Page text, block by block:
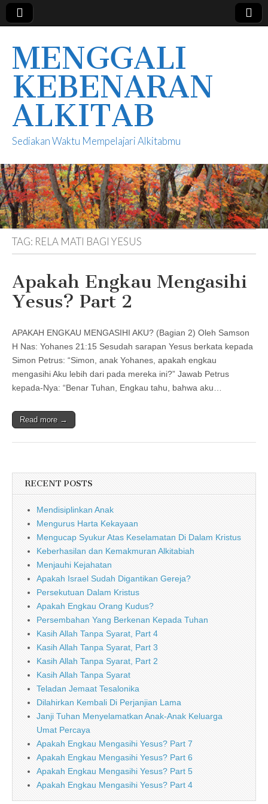
MENGGALI
KEBENARAN
ALKITAB
Sediakan Waktu Mempelajari Alkitabmu
TAG: RELA MATI BAGI YESUS
Apakah Engkau Mengasihi
Yesus? Part 2
APAKAH ENGKAU MENGASIHI AKU? (Bagian 2) Oleh Samson
H Nas: Yohanes 21:15 Sesudah sarapan Yesus berkata kepada
Simon Petrus: “Simon, anak Yohanes, apakah engkau
mengasihi Aku lebih dari pada mereka ini?” Jawab Petrus
kepada-Nya: “Benar Tuhan, Engkau tahu, bahwa aku…
Read more →
RECENT POSTS
Mendisiplinkan Anak
Mengurus Harta Kekayaan
Mengucap Syukur Atas Keselamatan Di Dalam Kristus
Keberhasilan dan Kemakmuran Alkitabiah
Menjauhi Kejahatan
Apakah Israel Sudah Digantikan Gereja?
Persekutuan Dalam Kristus
Apakah Engkau Orang Kudus?
Persembahan Yang Berkenan Kepada Tuhan
Kasih Allah Tanpa Syarat, Part 4
Kasih Allah Tanpa Syarat, Part 3
Kasih Allah Tanpa Syarat, Part 2
Kasih Allah Tanpa Syarat
Teladan Jemaat Tesalonika
Dilahirkan Kembali Di Perjanjian Lama
Janji Tuhan Menyelamatkan Anak-Anak Keluarga
Umat Percaya
Apakah Engkau Mengasihi Yesus? Part 7
Apakah Engkau Mengasihi Yesus? Part 6
Apakah Engkau Mengasihi Yesus? Part 5
Apakah Engkau Mengasihi Yesus? Part 4